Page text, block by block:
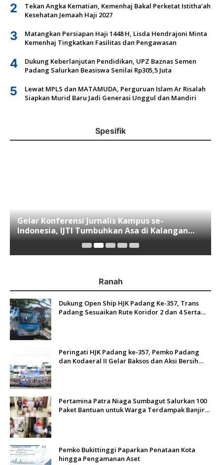
2
Tekan Angka Kematian, Kemenhaj Bakal Perketat Istitha’ah
Kesehatan Jemaah Haji 2027
3
Matangkan Persiapan Haji 1448 H, Lisda Hendrajoni Minta
Kemenhaj Tingkatkan Fasilitas dan Pengawasan
4
Dukung Keberlanjutan Pendidikan, UPZ Baznas Semen
Padang Salurkan Beasiswa Senilai Rp305,5 Juta
5
Lewat MPLS dan MATAMUDA, Perguruan Islam Ar Risalah
Siapkan Murid Baru Jadi Generasi Unggul dan Mandiri
Spesifik
Gelar Konferensi Jurnalis Kampus se-
Indonesia, IJTI Tumbuhkan Asa di Kalangan
Jurnalis Muda di Era Disruspi Digital
Ranah
Dukung Open Ship HJK Padang Ke-357, Trans
Padang Sesuaikan Rute Koridor 2 dan 4 Serta
Peringati HJK Padang ke-357, Pemko Padang
dan Kodaeral II Gelar Baksos dan Aksi Bersih
Pertamina Patra Niaga Sumbagut Salurkan 100
Paket Bantuan untuk Warga Terdampak Banjir
Pemko Bukittinggi Paparkan Penataan Kota
hingga Pengamanan Aset